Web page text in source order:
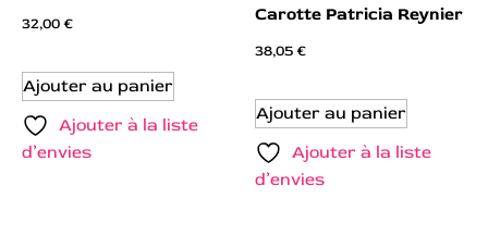
32,00€
Ajouter au panier
Ajouter à la liste
d’envies
Carotte Patricia Reynier
38,05€
Ajouter au panier
Ajouter à la liste
d’envies